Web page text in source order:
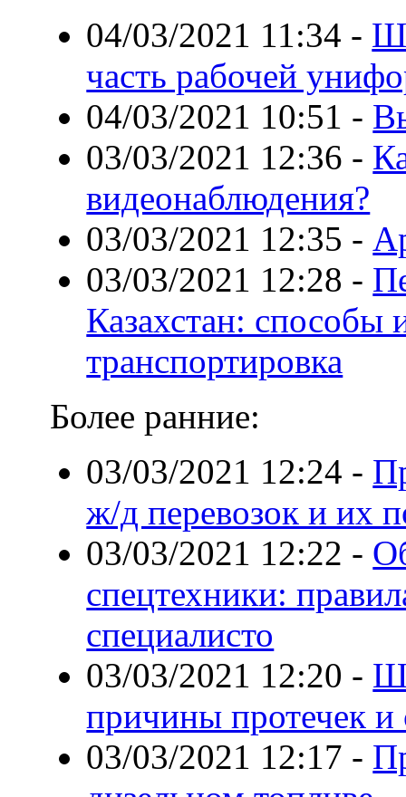
04/03/2021 11:34 -
часть рабочей
04/03/2021 10:51 -
03/03/2021 12:36 -
видеонаблюдения?
03/03/2021 12:35 -
03/03/2021 12:28 -
Казахстан: способы
транспортировка
Более ранние:
03/03/2021 12:24 -
ж/д перевозок и их
03/03/2021 12:22 -
спецтехники:
специалисто
03/03/2021 12:20 -
причины протечек
03/03/2021 12:17 -